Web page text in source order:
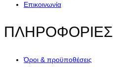
Επικοινωνία
ΠΛΗΡΟΦΟΡΙΕΣ
Όροι & προϋποθέσεις